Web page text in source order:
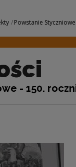
Powstanie
- 150.